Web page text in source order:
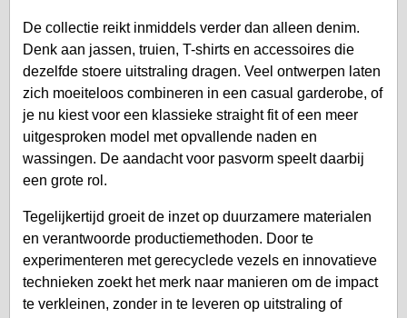
De collectie reikt inmiddels verder dan alleen denim.
Denk aan jassen, truien, T-shirts en accessoires die
dezelfde stoere uitstraling dragen. Veel ontwerpen laten
zich moeiteloos combineren in een casual garderobe, of
je nu kiest voor een klassieke straight fit of een meer
uitgesproken model met opvallende naden en
wassingen. De aandacht voor pasvorm speelt daarbij
een grote rol.
Tegelijkertijd groeit de inzet op duurzamere materialen
en verantwoorde productiemethoden. Door te
experimenteren met gerecyclede vezels en innovatieve
technieken zoekt het merk naar manieren om de impact
te verkleinen, zonder in te leveren op uitstraling of